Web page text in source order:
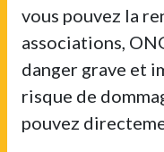
vous pouvez la
associations,
danger grave et
risque de
pouvez